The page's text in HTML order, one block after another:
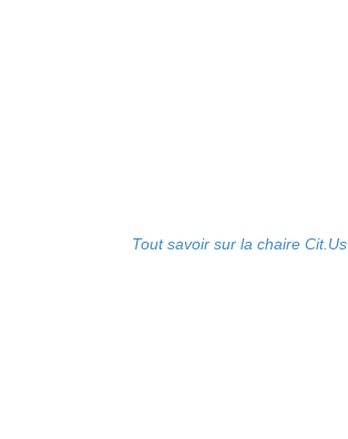
Tout savoir sur la chaire Cit.Us